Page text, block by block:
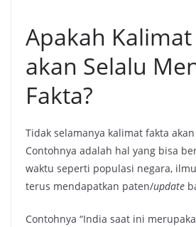
Apakah Kalimat
akan Selalu
Fakta?
Tidak selamanya kalimat fakta
Contohnya adalah hal yang bisa
waktu seperti populasi negara,
terus mendapatkan paten/update
Contohnya “India saat ini